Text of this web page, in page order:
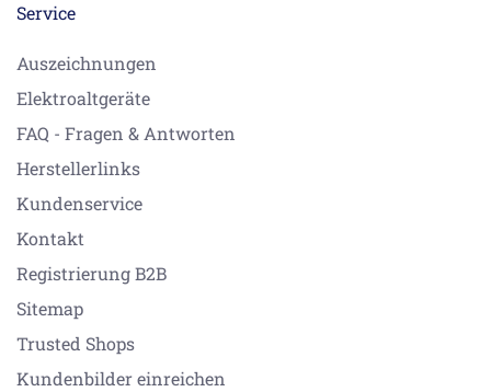
Service
Auszeichnungen
Elektroaltgeräte
FAQ - Fragen & Antworten
Herstellerlinks
Kundenservice
Kontakt
Registrierung B2B
Sitemap
Trusted Shops
Kundenbilder einreichen